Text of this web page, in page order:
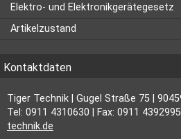
Elektro- und Elektronikgerätegesetz
Artikelzustand
Kontaktdaten
Tiger Technik | Gugel Straße 75 |
Tel: 0911 4310630 | Fax: 0911
technik.de